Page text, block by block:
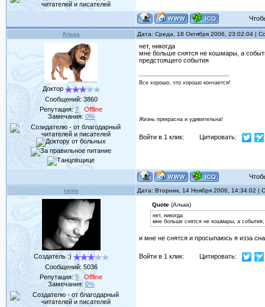
Алька Дата: Среда, 18 Октября 2006, 23:02:04 |
Доктор
Сообщений: 3860
Репутация:7
Offline
Замечания: 0%
нет, никогда
мне больше снятся не кошмары, а
предстоящего события
Все хорошо, что хорошо кончается!
Жизнь прекрасна и удивительна!
Войти в 1 клик: Цитировать:
rams Дата: Вторник, 14 Ноября 2006, 14:34:02 |
Создатель :)
Сообщений: 5036
Репутация:5
Offline
Замечания: 0%
Quote(Алька)
нет, никогда
мне больше снятся не кошмары, а
и мне не снятся и просыпаюсь я изза
Войти в 1 клик: Цитировать: